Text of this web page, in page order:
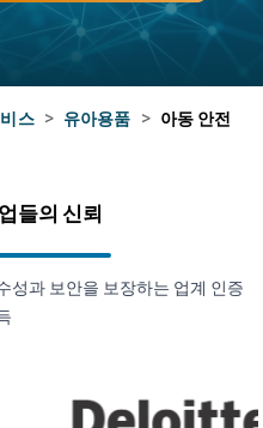
스 > 유아용품 > 아동 안전
들의 신뢰
성과 보안을 보장하는 업계 인증